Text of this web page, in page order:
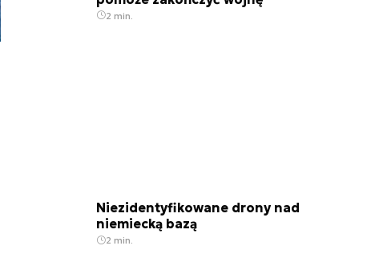
2 min.
Niezidentyfikowane drony nad
niemiecką bazą
2 min.